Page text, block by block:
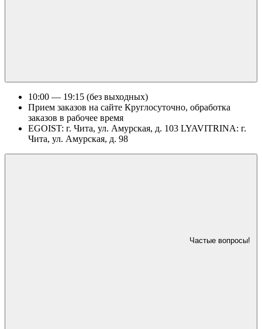
10:00 — 19:15 (без выходных)
Прием заказов на сайте Круглосуточно, обработка
заказов в рабочее время
EGOIST: г. Чита, ул. Амурская, д. 103 LYAVITRINA: г.
Чита, ул. Амурская, д. 98
Частые вопросы!